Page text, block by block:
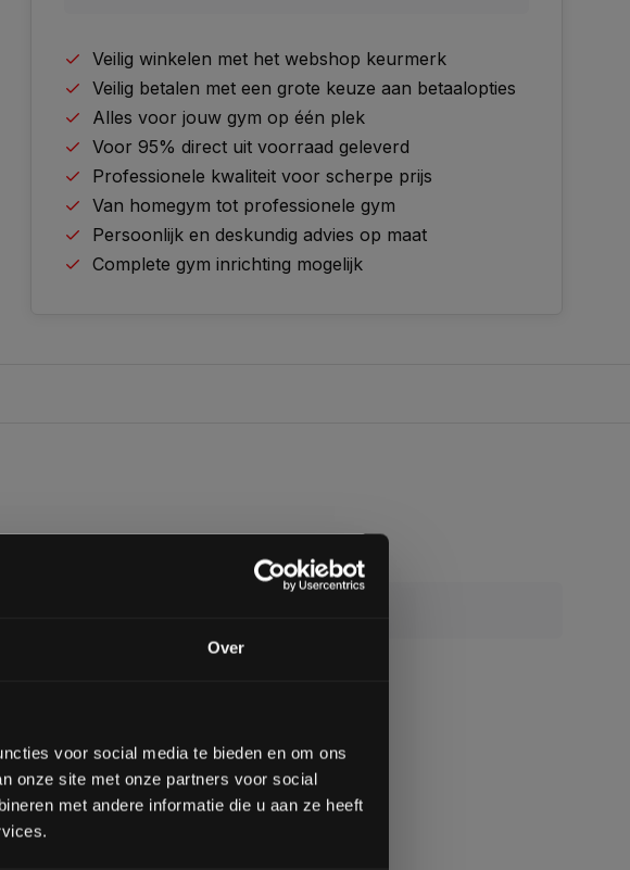
Over
voor social media te bieden en om ons
onze site met onze partners voor social
met andere informatie die u aan ze heeft
Veilig winkelen met het webshop keurmerk
Veilig betalen met een grote keuze aan betaalopties
Alles voor jouw gym op één plek
Voor 95% direct uit voorraad geleverd
Professionele kwaliteit voor scherpe prijs
Van homegym tot professionele gym
Persoonlijk en deskundig advies op maat
Complete gym inrichting mogelijk
Je beoordeling toevoegen
op je volgende bestelling
Inschrijven